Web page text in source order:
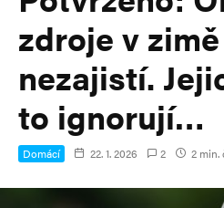
zdroje v
nezajistí.
to ignorují…
Domácí 22. 1. 2026 2 2 min.